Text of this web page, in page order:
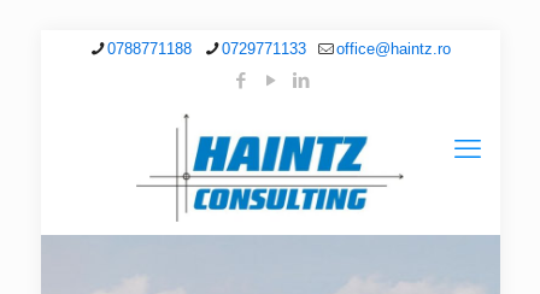
0788771188 0729771133 office@haintz.ro